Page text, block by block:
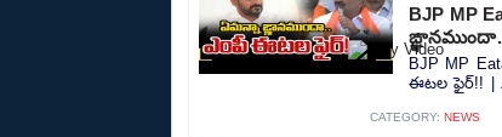
BJP MP
BJP MP
ఈటల ఫైర్!! |
CATEGORY: NEWS